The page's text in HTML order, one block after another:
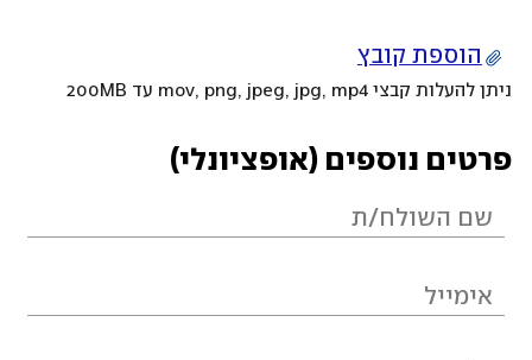
הוספת קובץ
ניתן להעלות קבצי mov, png, jpeg, jpg, mp4 עד 200MB
פרטים נוספים (אופציונלי)